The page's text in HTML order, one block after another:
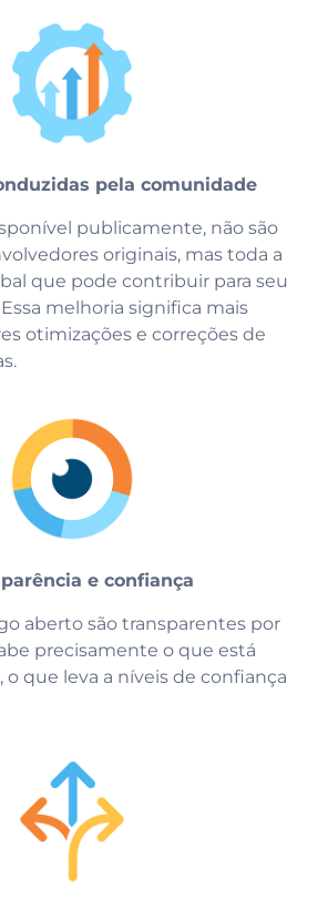
pela comunidade
publicamente, não são
originais, mas toda a
que pode contribuir para seu
melhoria significa mais
otimizações e correções de
e confiança
aberto são transparentes por
precisamente o que está
que leva a níveis de confiança